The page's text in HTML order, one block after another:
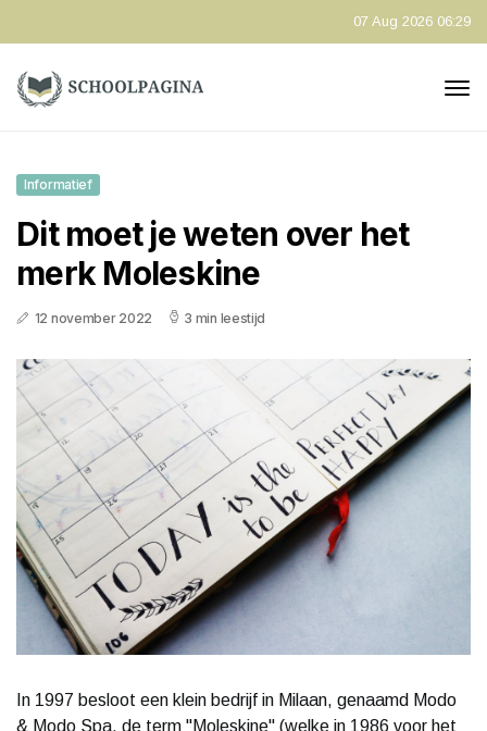
07 Aug 2026 06:29
Informatief
Dit moet je weten over het
merk Moleskine
12 november 2022 3 min leestijd
In 1997 besloot een klein bedrijf in Milaan, genaamd Modo
& Modo Spa, de term "Moleskine" (welke in 1986 voor het